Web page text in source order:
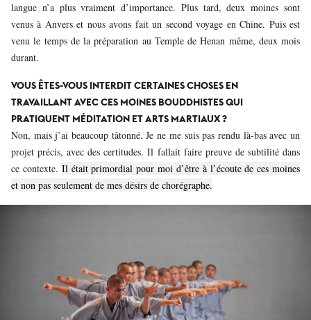
langue n’a plus vraiment d’importance. Plus tard, deux moines sont
venus à Anvers et nous avons fait un second voyage en Chine. Puis est
venu le temps de la préparation au Temple de Henan même, deux mois
durant.
VOUS ÊTES-VOUS INTERDIT CERTAINES CHOSES EN
TRAVAILLANT AVEC CES MOINES BOUDDHISTES QUI
PRATIQUENT MÉDITATION ET ARTS MARTIAUX ?
Non, mais j’ai beaucoup tâtonné. Je ne me suis pas rendu là-bas avec un
projet précis, avec des certitudes. Il fallait faire preuve de subtilité dans
ce contexte. Il était primordial pour moi d’être à l’écoute de ces moines
et non pas seulement de mes désirs de chorégraphe.